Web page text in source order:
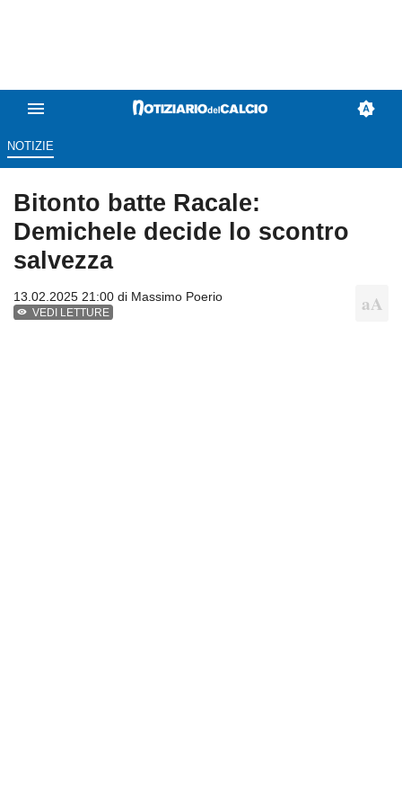
NOTIZIE
Bitonto batte Racale:
Demichele decide lo scontro
salvezza
13.02.2025 21:00 di Massimo Poerio
VEDI LETTURE